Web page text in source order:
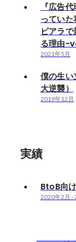
『広告
っていた
ピアラ
る理由-
2021年5月
僕の生
大逆襲）
2019年12月
実績
BtoB向
2020年2月 -